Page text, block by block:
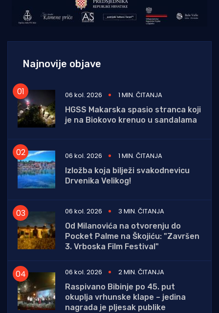
Najnovije objave
06 kol. 2026
1 MIN. ČITANJA
HGSS Makarska spasio stranca koji
je na Biokovo krenuo u sandalama
06 kol. 2026
1 MIN. ČITANJA
Izložba koja bilježi svakodnevicu
Drvenika Velikog!
06 kol. 2026
3 MIN. ČITANJA
Od Milanovića na otvorenju do
Pocket Palme na Škojiću: "Završen
3. Vrboska Film Festival"
06 kol. 2026
2 MIN. ČITANJA
Raspivano Bibinje po 45. put
okuplja vrhunske klape – jedina
nagrada je pljesak publike